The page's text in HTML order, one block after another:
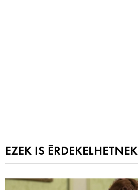
EZEK IS ÉRDEKELHETNEK